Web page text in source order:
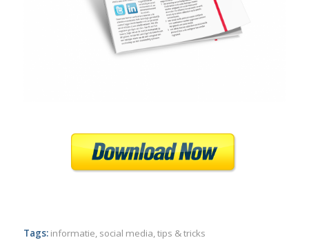
Tags: informatie, social media,tips & tricks